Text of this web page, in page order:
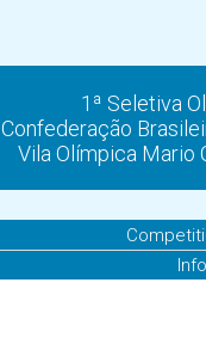
1ª Seletiva
Confederação
Vila Olímpica Mario